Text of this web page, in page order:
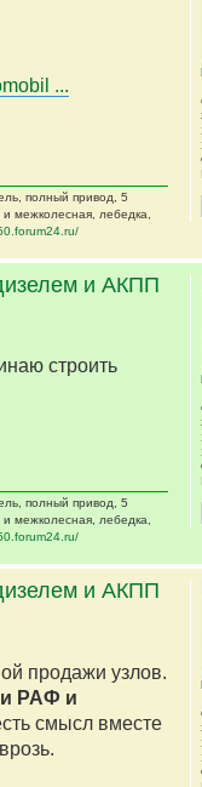
...
полный привод, 5
межколесная, лебедка,
и АКПП
строить
полный привод, 5
межколесная, лебедка,
и АКПП
продажи узлов.
РАФ и
смысл вместе